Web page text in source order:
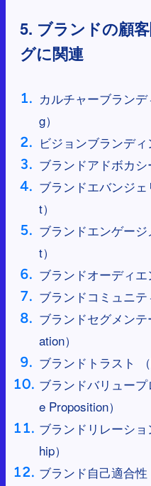
5. ブランドの顧
グに関連
カルチャーブラン
g）
ビジョンブランディ
ブランドアドボカシ
ブランドエバンジ
t）
ブランドエンゲー
t）
ブランドオーディエ
ブランドコミュニテ
ブランドセグメン
ation）
ブランドトラスト （
ブランドバリュー
e Proposition）
ブランドリレーシ
hip）
ブランド自己適合